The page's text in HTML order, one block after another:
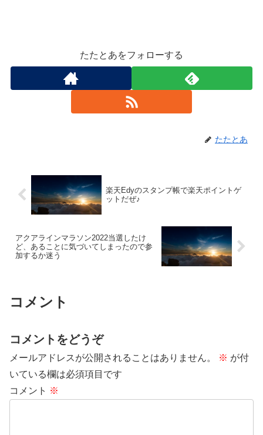
たたとあをフォローする
たたとあ
楽天Edyのスタンプ帳で楽天ポイントゲ
ットだぜ♪
アクアラインマラソン2022当選したけ
ど、あることに気づいてしまったので参
加するか迷う
コメント
コメントをどうぞ
メールアドレスが公開されることはありません。 ※ が付
いている欄は必須項目です
コメント ※